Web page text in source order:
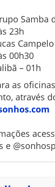
Samba
23h
00h30
– 01h
as
através
e